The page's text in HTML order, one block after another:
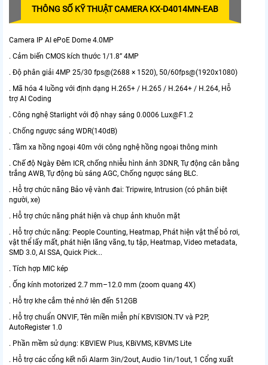
THÔNG SỐ KỸ THUẬT CAMERA KX-D4014MN-EAB
Camera IP AI ePoE Dome 4.0MP
. Cảm biến CMOS kích thước 1/1.8” 4MP
. Độ phân giải 4MP 25/30 fps@(2688 × 1520), 50/60fps@(1920x1080)
. Mã hóa 4 luồng với định dạng H.265+ / H.265 / H.264+ / H.264, Hỗ
trợ AI Coding
. Công nghệ Starlight với độ nhạy sáng 0.0006 Lux@F1.2
. Chống ngược sáng WDR(140dB)
. Tầm xa hồng ngoại 40m với công nghệ hồng ngoại thông minh
. Chế độ Ngày Đêm ICR, chống nhiễu hình ảnh 3DNR, Tự động cân bằng
trắng AWB, Tự động bù sáng AGC, Chống ngược sáng BLC.
. Hỗ trợ chức năng Bảo vệ vành đai: Tripwire, Intrusion (có phân biệt
người, xe)
. Hỗ trợ chức năng phát hiện và chụp ảnh khuôn mặt
. Hỗ trợ chức năng: People Counting, Heatmap, Phát hiện vật thể bỏ rơi,
vật thể lấy mất, phát hiện lãng vãng, tụ tập, Heatmap, Video metadata,
SMD 3.0, AI SSA, Quick Pick...
. Tích hợp MIC kép
. Ống kính motorized 2.7 mm–12.0 mm (zoom quang 4X)
. Hỗ trợ khe cắm thẻ nhớ lên đến 512GB
. Hỗ trợ chuẩn ONVIF, Tên miền miễn phí KBVISION.TV và P2P,
AutoRegister 1.0
. Phần mềm sử dụng: KBVIEW Plus, KBiVMS, KBVMS Lite
. Hỗ trợ các cổng kết nối Alarm 3in/2out, Audio 1in/1out, 1 Cổng xuất